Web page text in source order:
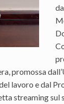
promossa
lavoro e dal
streaming sul